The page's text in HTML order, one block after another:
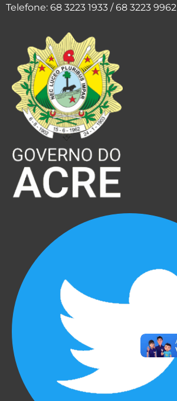
Telefone: 68 3223 1933 / 68 3223 9962